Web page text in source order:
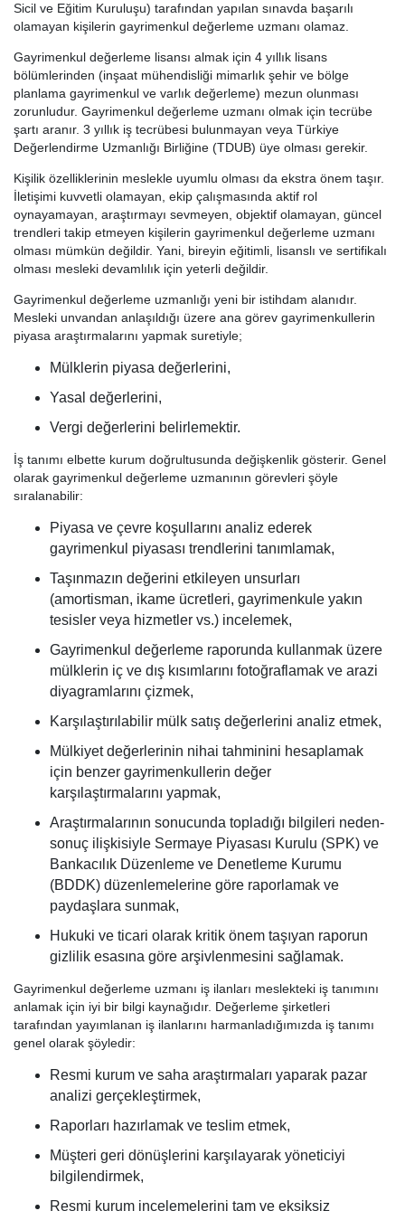
Sicil ve Eğitim Kuruluşu) tarafından yapılan sınavda başarılı
olamayan kişilerin gayrimenkul değerleme uzmanı olamaz.
Gayrimenkul değerleme lisansı almak için 4 yıllık lisans
bölümlerinden (inşaat mühendisliği mimarlık şehir ve bölge
planlama gayrimenkul ve varlık değerleme) mezun olunması
zorunludur. Gayrimenkul değerleme uzmanı olmak için tecrübe
şartı aranır. 3 yıllık iş tecrübesi bulunmayan veya Türkiye
Değerlendirme Uzmanlığı Birliğine (TDUB) üye olması gerekir.
Kişilik özelliklerinin meslekle uyumlu olması da ekstra önem taşır.
İletişimi kuvvetli olamayan, ekip çalışmasında aktif rol
oynayamayan, araştırmayı sevmeyen, objektif olamayan, güncel
trendleri takip etmeyen kişilerin gayrimenkul değerleme uzmanı
olması mümkün değildir. Yani, bireyin eğitimli, lisanslı ve sertifikalı
olması mesleki devamlılık için yeterli değildir.
Gayrimenkul değerleme uzmanlığı yeni bir istihdam alanıdır.
Mesleki unvandan anlaşıldığı üzere ana görev gayrimenkullerin
piyasa araştırmalarını yapmak suretiyle;
Mülklerin piyasa değerlerini,
Yasal değerlerini,
Vergi değerlerini belirlemektir.
İş tanımı elbette kurum doğrultusunda değişkenlik gösterir. Genel
olarak gayrimenkul değerleme uzmanının görevleri şöyle
sıralanabilir:
Piyasa ve çevre koşullarını analiz ederek
gayrimenkul piyasası trendlerini tanımlamak,
Taşınmazın değerini etkileyen unsurları
(amortisman, ikame ücretleri, gayrimenkule yakın
tesisler veya hizmetler vs.) incelemek,
Gayrimenkul değerleme raporunda kullanmak üzere
mülklerin iç ve dış kısımlarını fotoğraflamak ve arazi
diyagramlarını çizmek,
Karşılaştırılabilir mülk satış değerlerini analiz etmek,
Mülkiyet değerlerinin nihai tahminini hesaplamak
için benzer gayrimenkullerin değer
karşılaştırmalarını yapmak,
Araştırmalarının sonucunda topladığı bilgileri neden-
sonuç ilişkisiyle Sermaye Piyasası Kurulu (SPK) ve
Bankacılık Düzenleme ve Denetleme Kurumu
(BDDK) düzenlemelerine göre raporlamak ve
paydaşlara sunmak,
Hukuki ve ticari olarak kritik önem taşıyan raporun
gizlilik esasına göre arşivlenmesini sağlamak.
Gayrimenkul değerleme uzmanı iş ilanları meslekteki iş tanımını
anlamak için iyi bir bilgi kaynağıdır. Değerleme şirketleri
tarafından yayımlanan iş ilanlarını harmanladığımızda iş tanımı
genel olarak şöyledir:
Resmi kurum ve saha araştırmaları yaparak pazar
analizi gerçekleştirmek,
Raporları hazırlamak ve teslim etmek,
Müşteri geri dönüşlerini karşılayarak yöneticiyi
bilgilendirmek,
Resmi kurum incelemelerini tam ve eksiksiz